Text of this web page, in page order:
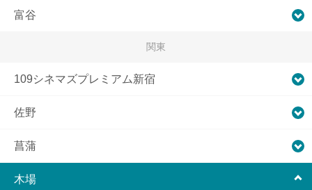
富谷
関東
109シネマズプレミアム新宿
佐野
菖蒲
木場